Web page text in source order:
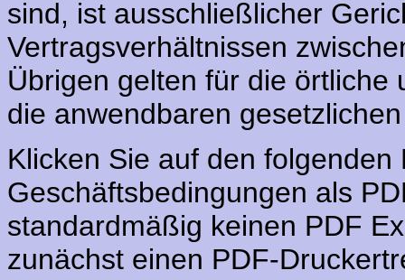
sind, ist ausschließlicher
Vertragsverhältnissen
Übrigen gelten für die örtliche
die anwendbaren
Klicken Sie auf den
Geschäftsbedingungen als
standardmäßig keinen PDF
zunächst einen PDF-